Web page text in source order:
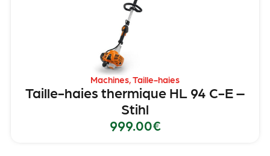
Machines Taille-haies
Taille-haies thermique HL 94 C-E –
Stihl
999.00€